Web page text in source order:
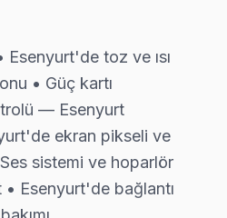
arızası Piri Reis mahallesinde
→
Servis
Tefal TV servis hattımız günlük
→
Tefal Servis
Esenyurt'de toz ve ısı
• Güç kartı
— Esenyurt
ekran pikseli ve
sistemi ve hoparlör
Esenyurt'de bağlantı